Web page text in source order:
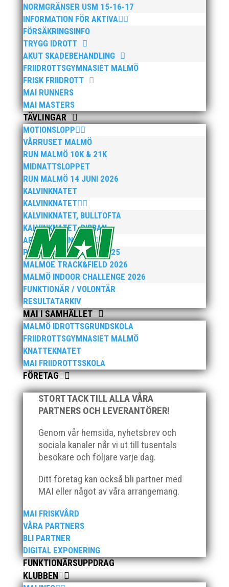
NORMGRÄNSER USM 15-16-17
INFORMATION FÖR AKTIVA
FÖRSÄKRINGSINFO
TRYGG IDROTT
AKUT SKADEBEHANDLING
FRIIDROTTSGYMNASIET MALMÖ
FRISK FRIIDROTT
MAI RUNNERS
MAI MASTERS
TÄVLINGAR
MOTIONSLOPP
VÅRRUSET MALMÖ
RUN MALMÖ 10K & 21K
MIDNATTSLOPPET
RUN MALMÖ 14 JUNI 2026
KALVINKNATET
KALVINKNATET
KALVINKNATET, BULLTOFTA
KALVINKNATET, RIBBAN
ARENATÄVLINGAR
PEPPARKAKSSPELEN 2025
MALMOE TRACK&FIELD 2026
MALMÖ INDOOR CHALLENGE 2026
FUNKTIONÄR / VOLONTÄR
RESULTATARKIV
MAI I SAMHÄLLET
MALMÖ IDROTTSGRUNDSKOLA
FRIIDROTTSGYMNASIET MALMÖ
KNATTEKNATET
MAI FRIIDROTTSSKOLA
FÖRETAG
STORT TACK TILL ALLA VÅRA
PARTNERS OCH LEVERANTÖRER!
Genom vår hemsida, nyhetsbrev och
sociala kanaler når vi ut till tusentals
besökare och följare varje dag.
Ditt företag kan också bli partner med
MAI eller något av våra arrangemang.
MAI FRISKVÅRD
VÅRA PARTNERS
BLI PARTNER
DIGITAL EXPONERING
FUNKTIONÄRSUPPDRAG
KLUBBEN